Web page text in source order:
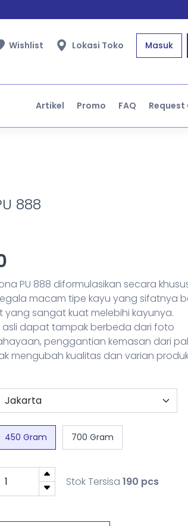
Wishlist Lokasi Toko Masuk
Artikel Promo FAQ
888
PU 888 diformulasikan secara
macam tipe kayu yang sifatnya
sangat kuat melebihi kayunya.
asli dapat tampak berbeda dari foto
penggantian kemasan dari
mengubah kualitas dan varian
450 Gram 700 Gram
Stok Tersisa 190 pcs